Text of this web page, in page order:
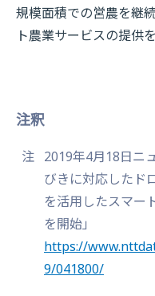
規模面積での営農を継
ト農業サービスの提供
注釈
注 2019年4月18日ニ
びきに対応したド
を活用したスマー
を開始」
https://
9/041800/